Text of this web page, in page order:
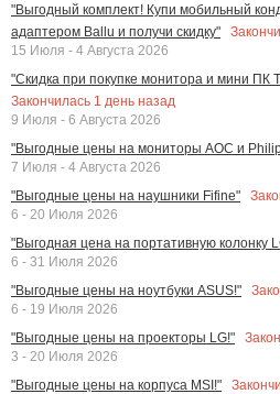
"Выгодный комплект! Купи мобильный
адаптером Ballu и получи скидку"
15 Июля - 4 Августа 2026
"Скидка при покупке монитора и мини ПК
Закончилась 1 день назад
9 Июля - 6 Августа 2026
"Выгодные цены на мониторы AOC и
7 Июля - 4 Августа 2026
"Выгодные цены на наушники Fifine"
6 - 20 Июля 2026
"Выгодная цена на портативную колонку
6 - 31 Июля 2026
"Выгодные цены на ноутбуки ASUS!"
6 - 19 Июля 2026
"Выгодные цены на проекторы LG!"
3 - 20 Июля 2026
"Выгодные цены на корпуса MSI!"